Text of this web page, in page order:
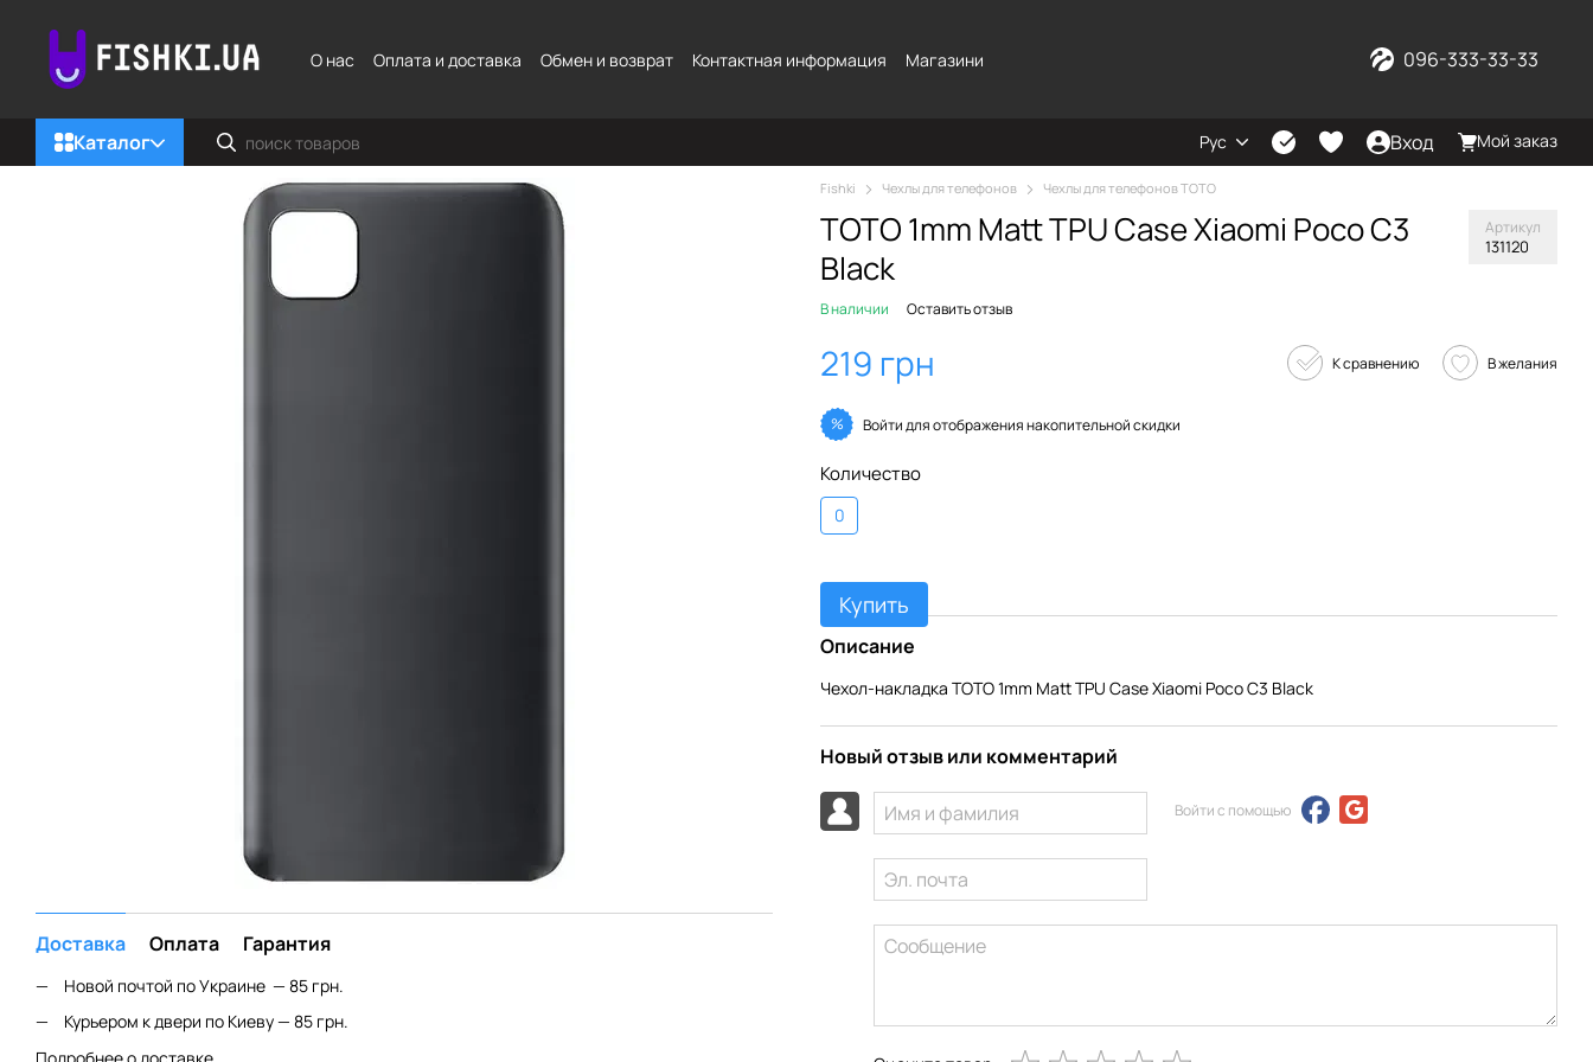
О нас
Оплата и доставка Обмен и возврат Контактная информация Магазини 096-333-33-33
Каталог Рус Вход Мой заказ
Доставка Оплата Гарантия
Новой почтой по Украине — 85 грн.
Курьером к двери по Киеву — 85 грн.
Fishki Чехлы для телефонов Чехлы для телефонов TOTO
TOTO 1mm Matt TPU Case Xiaomi Poco C3
Black
Артикул
131120
В наличии Оставить отзыв
219 грн К сравнению В желания
% Войтидля отображения накопительной скидки
Количество
0
Купить
Описание
Чехол-накладка TOTO 1mm Matt TPU Case Xiaomi Poco C3 Black
Новый отзыв или комментарий
Войти с помощью